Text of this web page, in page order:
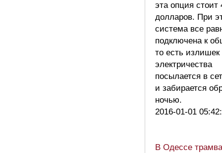
эта опция стоит
долларов. При
система все
подключена к
то есть излишек
электричества
посылается в
и забирается
ночью.
2016-01-01
В Одессе